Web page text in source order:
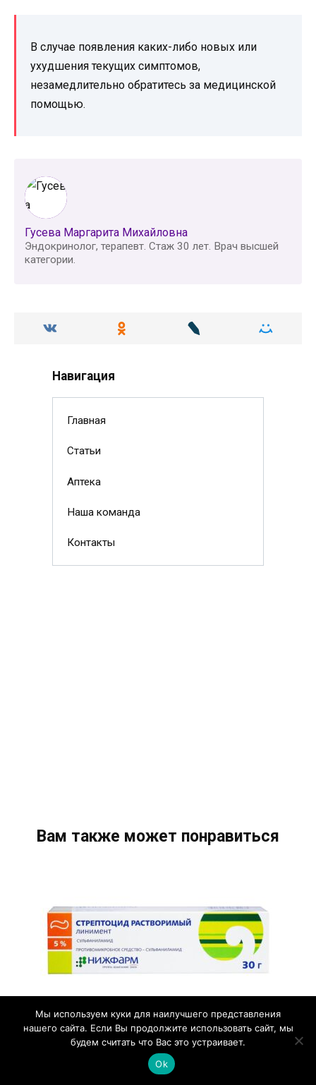
В случае появления каких-либо новых или
ухудшения текущих симптомов,
незамедлительно обратитесь за медицинской
помощью.
Гусева Маргарита Михайловна
Эндокринолог, терапевт. Стаж 30 лет. Врач высшей
категории.
Навигация
Главная
Статьи
Аптека
Наша команда
Контакты
Вам также может понравиться
Стрептоцидовая мазь: подробная
инструкция и рекомендации по
применению, для чего используется,
Мы используем куки для наилучшего представления
нашего сайта. Если Вы продолжите использовать сайт, мы
будем считать что Вас это устраивает.
Ok